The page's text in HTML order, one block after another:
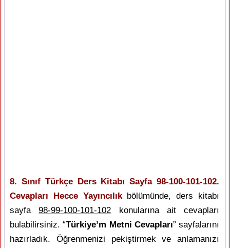
8. Sınıf Türkçe Ders Kitabı Sayfa 98-100-101-102.
Cevapları Hecce Yayıncılıkbölümünde, ders kitabı
sayfa98-99-100-101-102 konularına ait cevapları
bulabilirsiniz. “Türkiye’m Metni Cevapları” sayfalarını
hazırladık. Öğrenmenizi pekiştirmek ve anlamanızı